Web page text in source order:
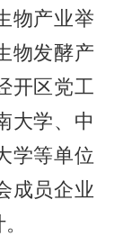
物产业举
物发酵产
开区党工
大学、中
学等单位
成员企业